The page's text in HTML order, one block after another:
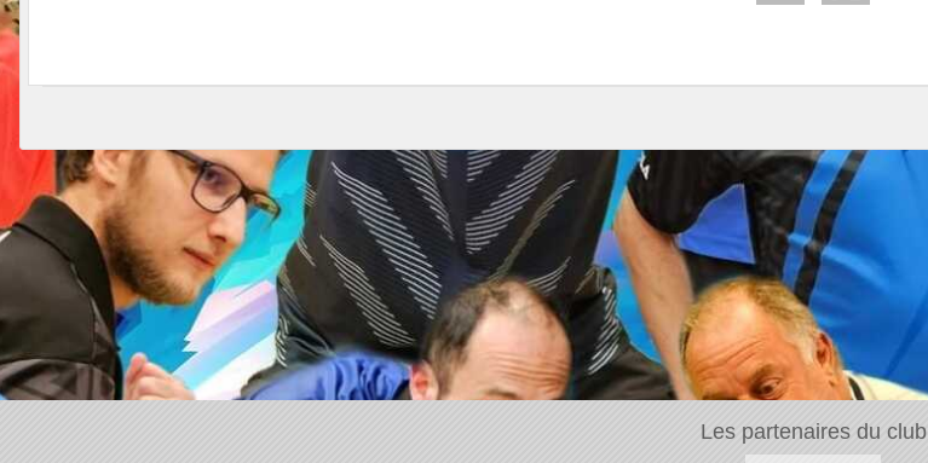
Les partenaires du club